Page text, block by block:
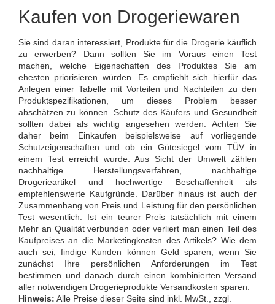
Kaufen von Drogeriewaren
Sie sind daran interessiert, Produkte für die Drogerie käuflich
zu erwerben? Dann sollten Sie im Voraus einen Test
machen, welche Eigenschaften des Produktes Sie am
ehesten priorisieren würden. Es empfiehlt sich hierfür das
Anlegen einer Tabelle mit Vorteilen und Nachteilen zu den
Produktspezifikationen, um dieses Problem besser
abschätzen zu können. Schutz des Käufers und Gesundheit
sollten dabei als wichtig angesehen werden. Achten Sie
daher beim Einkaufen beispielsweise auf vorliegende
Schutzeigenschaften und ob ein Gütesiegel vom TÜV in
einem Test erreicht wurde. Aus Sicht der Umwelt zählen
nachhaltige Herstellungsverfahren, nachhaltige
Drogerieartikel und hochwertige Beschaffenheit als
empfehlenswerte Kaufgründe. Darüber hinaus ist auch der
Zusammenhang von Preis und Leistung für den persönlichen
Test wesentlich. Ist ein teurer Preis tatsächlich mit einem
Mehr an Qualität verbunden oder verliert man einen Teil des
Kaufpreises an die Marketingkosten des Artikels? Wie dem
auch sei, findige Kunden können Geld sparen, wenn Sie
zunächst Ihre persönlichen Anforderungen im Test
bestimmen und danach durch einen kombinierten Versand
aller notwendigen Drogerieprodukte Versandkosten sparen.
Hinweis: Alle Preise dieser Seite sind inkl. MwSt., zzgl.